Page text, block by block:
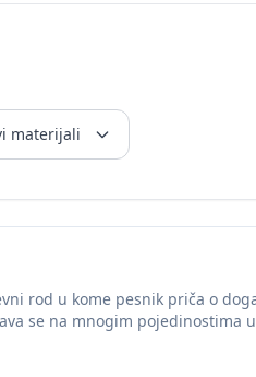
materijali
rod u kome pesnik priča o
se na mnogim pojedinostima